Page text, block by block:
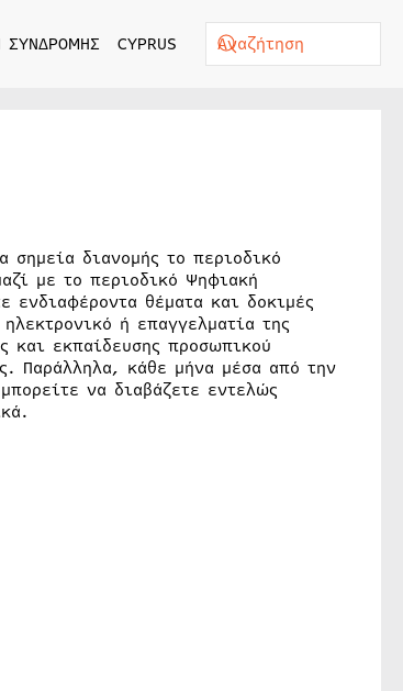
ΣΥΝΔΡΟΜΗΣ CYPRUS
σημεία διανομής το περιοδικό
με το περιοδικό Ψηφιακή
ενδιαφέροντα θέματα και δοκιμές
ή επαγγελματία της
και εκπαίδευσης προσωπικού
Παράλληλα, κάθε μήνα μέσα από την
να διαβάζετε εντελώς